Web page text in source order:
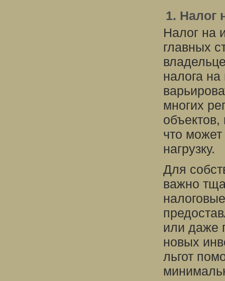
1. Налог
Налог на
главных
налога
многих
что
нагрузку.
Для
важно
или даже
новых
льгот